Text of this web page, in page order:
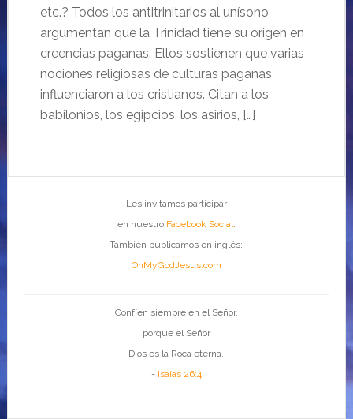
etc.? Todos los antitrinitarios al unísono
argumentan que la Trinidad tiene su origen en
creencias paganas. Ellos sostienen que varias
nociones religiosas de culturas paganas
influenciaron a los cristianos. Citan a los
babilonios, los egipcios, los asirios, […]
Les invitamos participar
en nuestro Facebook Social.
También publicamos en inglés:
OhMyGodJesus.com
Confíen siempre en el Señor,
porque el Señor
Dios es la Roca eterna.
- Isaías 26:4